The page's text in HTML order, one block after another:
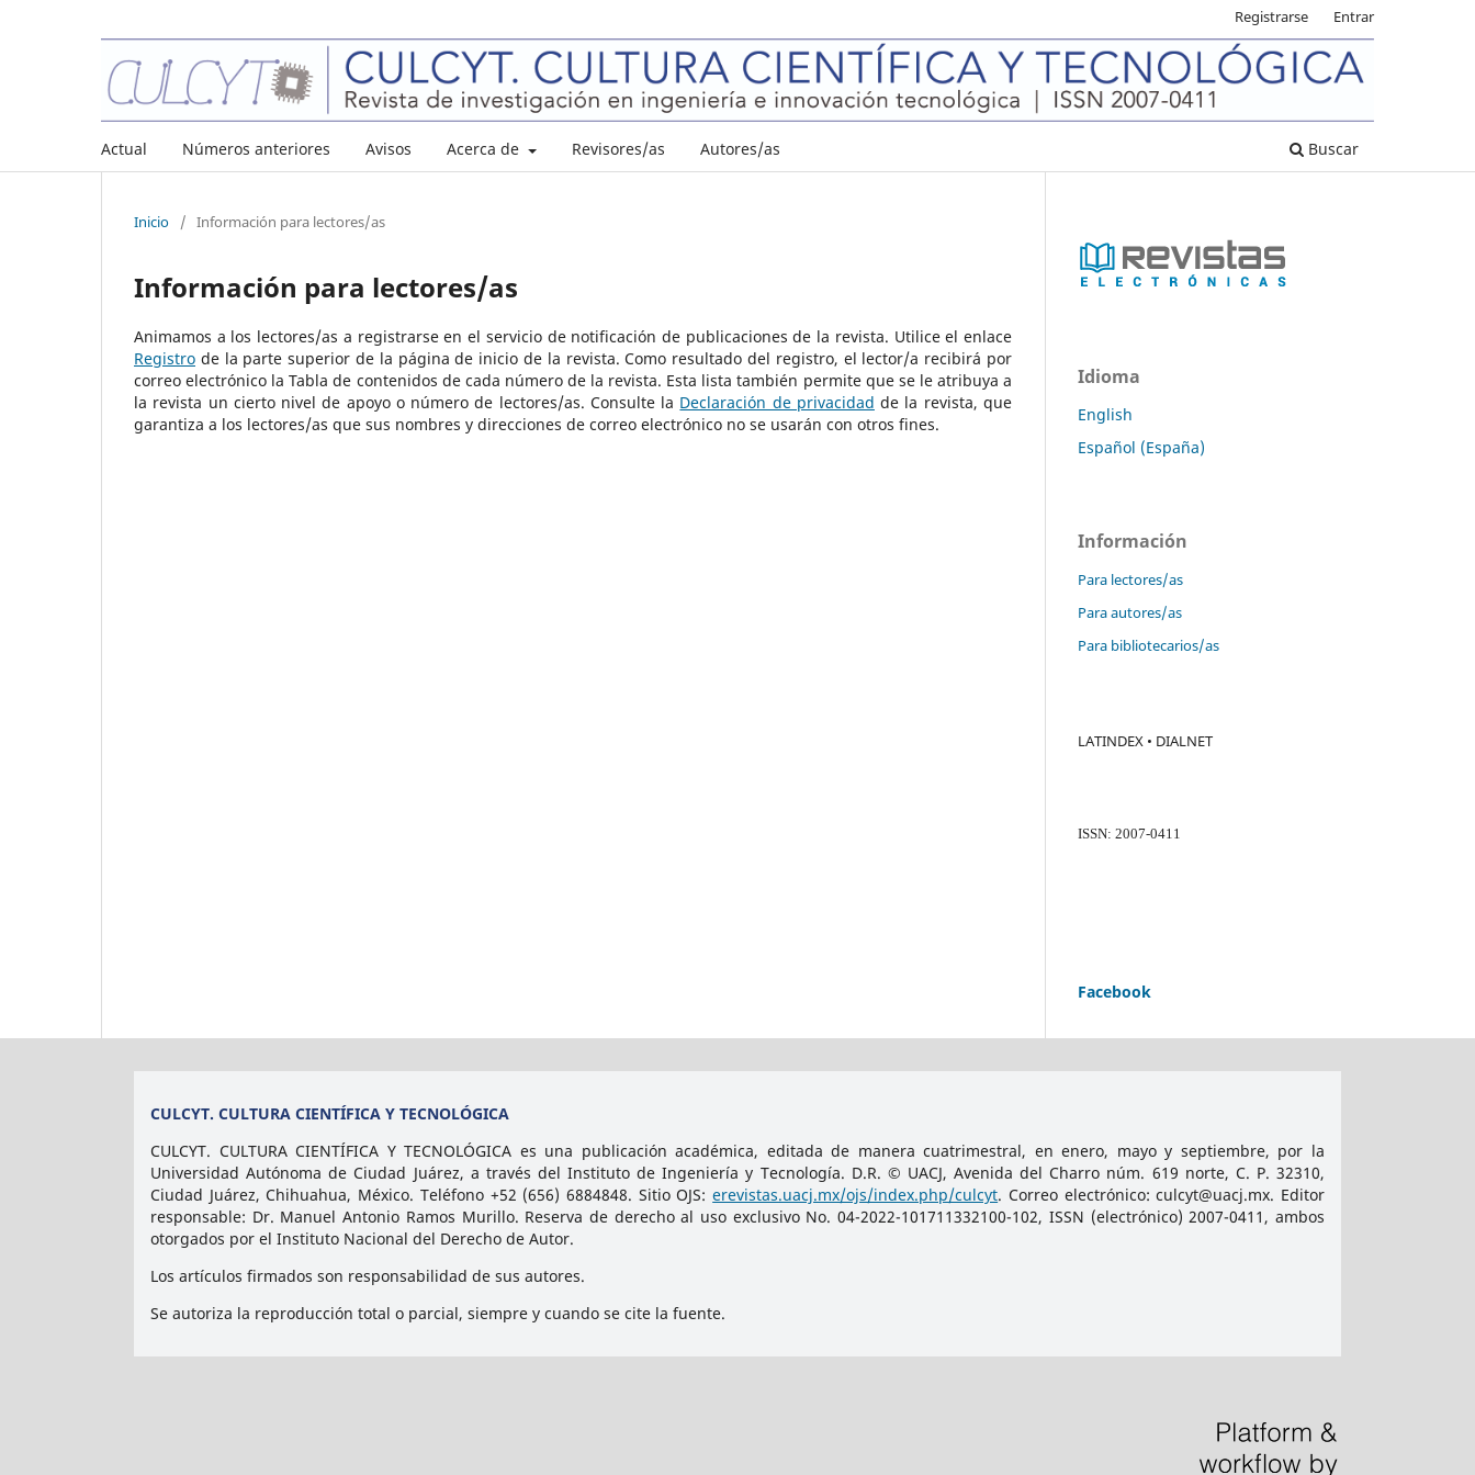
Actual Números anteriores Avisos Acerca de Revisores/as Autores/as Buscar
Registrarse Entrar
Inicio / Información para lectores/as
Información para lectores/as
Animamos a los lectores/as a registrarse en el servicio de notificación de publicaciones de la revista. Utilice el enlace
Registro de la parte superior de la página de inicio de la revista. Como resultado del registro, el lector/a recibirá por
correo electrónico la Tabla de contenidos de cada número de la revista. Esta lista también permite que se le atribuya a
la revista un cierto nivel de apoyo o número de lectores/as. Consulte la Declaración de privacidad de la revista, que
garantiza a los lectores/as que sus nombres y direcciones de correo electrónico no se usarán con otros fines.
Idioma
English
Español (España)
Información
Para lectores/as
Para autores/as
Para bibliotecarios/as
LATINDEX • DIALNET
ISSN: 2007-0411
Facebook
CULCYT. CULTURA CIENTÍFICA Y TECNOLÓGICA
CULCYT. CULTURA CIENTÍFICA Y TECNOLÓGICA es una publicación académica, editada de manera cuatrimestral, en enero, mayo y septiembre, por la
Universidad Autónoma de Ciudad Juárez, a través del Instituto de Ingeniería y Tecnología. D.R. © UACJ, Avenida del Charro núm. 619 norte, C. P. 32310,
Ciudad Juárez, Chihuahua, México. Teléfono +52 (656) 6884848. Sitio OJS:erevistas.uacj.mx/ojs/index.php/culcyt. Correo electrónico: culcyt@uacj.mx. Editor
responsable: Dr. Manuel Antonio Ramos Murillo. Reserva de derecho al uso exclusivo No. 04-2022-101711332100-102, ISSN (electrónico) 2007-0411, ambos
otorgados por el Instituto Nacional del Derecho de Autor.
Los artículos firmados son responsabilidad de sus autores.
Se autoriza la reproducción total o parcial, siempre y cuando se cite la fuente.